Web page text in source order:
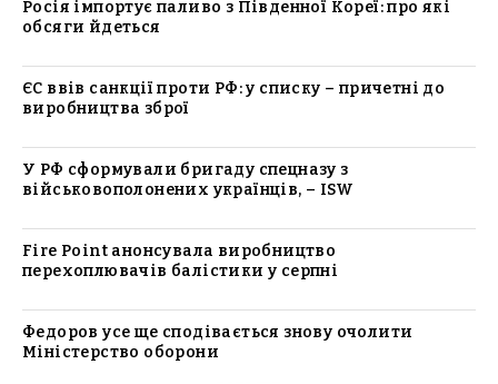
Росія імпортує паливо з Південної Кореї: про які
обсяги йдеться
ЄС ввів санкції проти РФ: у списку – причетні до
виробництва зброї
У РФ сформували бригаду спецназу з
військовополонених українців, – ISW
Fire Point анонсувала виробництво
перехоплювачів балістики у серпні
Федоров усе ще сподівається знову очолити
Міністерство оборони